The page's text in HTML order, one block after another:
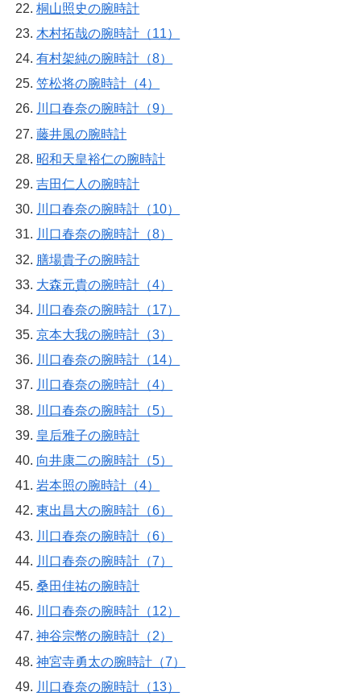
桐山照史の腕時計
木村拓哉の腕時計（11）
有村架純の腕時計（8）
笠松将の腕時計（4）
川口春奈の腕時計（9）
藤井風の腕時計
昭和天皇裕仁の腕時計
吉田仁人の腕時計
川口春奈の腕時計（10）
川口春奈の腕時計（8）
膳場貴子の腕時計
大森元貴の腕時計（4）
川口春奈の腕時計（17）
京本大我の腕時計（3）
川口春奈の腕時計（14）
川口春奈の腕時計（4）
川口春奈の腕時計（5）
皇后雅子の腕時計
向井康二の腕時計（5）
岩本照の腕時計（4）
東出昌大の腕時計（6）
川口春奈の腕時計（6）
川口春奈の腕時計（7）
桑田佳祐の腕時計
川口春奈の腕時計（12）
神谷宗幣の腕時計（2）
神宮寺勇太の腕時計（7）
川口春奈の腕時計（13）